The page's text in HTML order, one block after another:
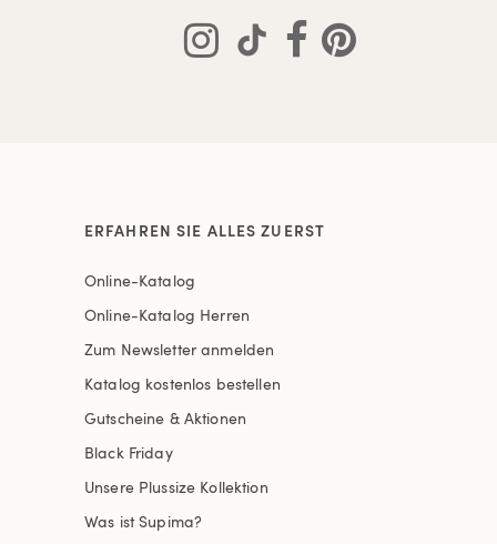
ERFAHREN SIE ALLES ZUERST
Online-Katalog
Online-Katalog Herren
Zum Newsletter anmelden
Katalog kostenlos bestellen
Gutscheine & Aktionen
Black Friday
Unsere Plussize Kollektion
Was ist Supima?